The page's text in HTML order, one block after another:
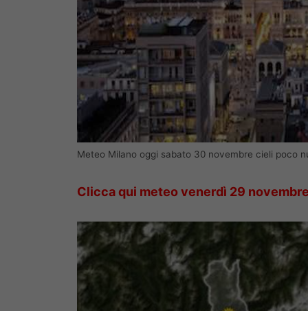
Meteo Milano oggi sabato 30 novembre cieli poco
Clicca qui meteovenerdì 29 novembre